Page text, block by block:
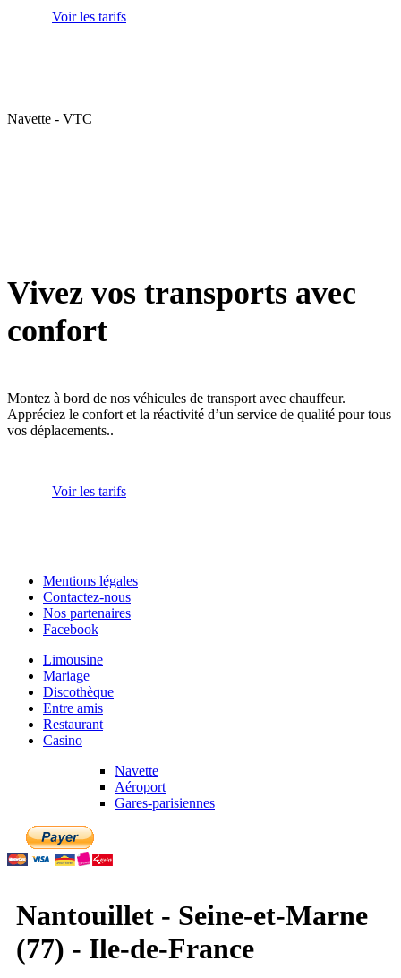
Voir les tarifs
Navette - VTC
Vivez vos transports avec
confort
Montez à bord de nos véhicules de transport avec chauffeur.
Appréciez le confort et la réactivité d’un service de qualité pour tous
vos déplacements..
Voir les tarifs
Mentions légales
Contactez-nous
Nos partenaires
Facebook
Limousine
Mariage
Discothèque
Entre amis
Restaurant
Casino
Navette
Aéroport
Gares-parisiennes
Nantouillet - Seine-et-Marne
(77) - Ile-de-France